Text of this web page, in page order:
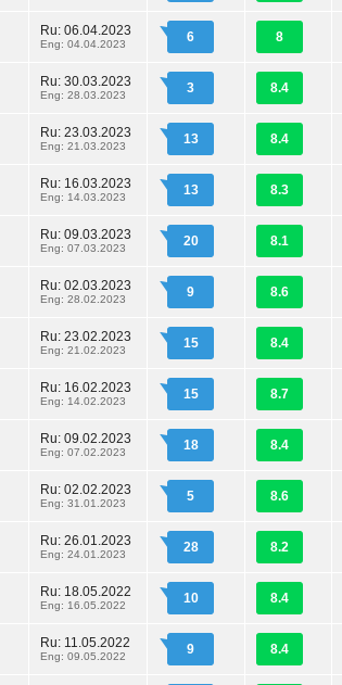
Ru: 06.04.2023
Eng: 04.04.2023 6 8
Ru: 30.03.2023
Eng: 28.03.2023 3 8.4
Ru: 23.03.2023
Eng: 21.03.2023 13 8.4
Ru: 16.03.2023
Eng: 14.03.2023 13 8.3
Ru: 09.03.2023
Eng: 07.03.2023 20 8.1
Ru: 02.03.2023
Eng: 28.02.2023 9 8.6
Ru: 23.02.2023
Eng: 21.02.2023 15 8.4
Ru: 16.02.2023
Eng: 14.02.2023 15 8.7
Ru: 09.02.2023
Eng: 07.02.2023 18 8.4
Ru: 02.02.2023
Eng: 31.01.2023 5 8.6
Ru: 26.01.2023
Eng: 24.01.2023 28 8.2
Ru: 18.05.2022
Eng: 16.05.2022 10 8.4
Ru: 11.05.2022
Eng: 09.05.2022 9 8.4